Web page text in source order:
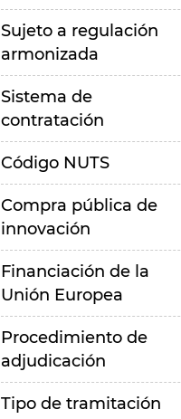
Sujeto a regulación
armonizada
Sistema de
contratación
Código NUTS
Compra pública de
innovación
Financiación de la
Unión Europea
Procedimiento de
adjudicación
Tipo de tramitación